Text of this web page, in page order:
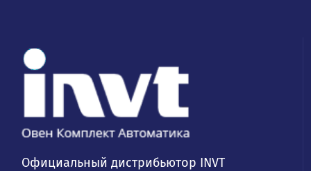
Официальный дистрибьютор INVT